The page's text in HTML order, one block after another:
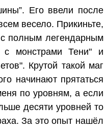
Его ввели после
весело. Прикиньте,
полным легендарным
с монстрами Тени" и
Крутой такой маг
начинают прятаться
по уровням, а если
десяти уровней то
За это опыт нашёл